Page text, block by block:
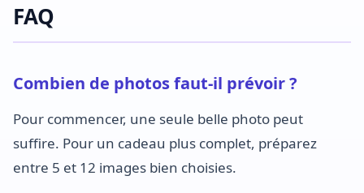
FAQ
Combien de photos faut-il prévoir ?
Pour commencer, une seule belle photo peut
suffire. Pour un cadeau plus complet, préparez
entre 5 et 12 images bien choisies.